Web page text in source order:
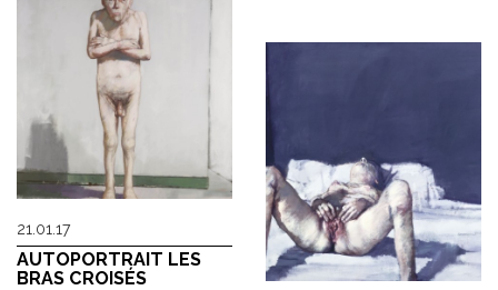
21.01.17
AUTOPORTRAIT LES
BRAS CROISÉS